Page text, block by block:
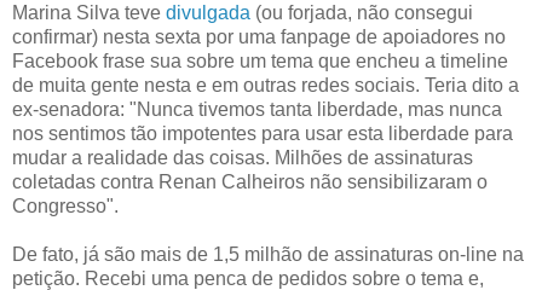
Marina Silva teve divulgada (ou forjada, não consegui
confirmar) nesta sexta por uma fanpage de apoiadores no
Facebook frase sua sobre um tema que encheu a timeline
de muita gente nesta e em outras redes sociais. ‎Teria dito a
ex-senadora: "Nunca tivemos tanta liberdade, mas nunca
nos sentimos tão impotentes para usar esta liberdade para
mudar a realidade das coisas. Milhões de assinaturas
coletadas contra Renan Calheiros não sensibilizaram o
Congresso".
De fato, já são mais de 1,5 milhão de assinaturas on-line na
petição. Recebi uma penca de pedidos sobre o tema e,